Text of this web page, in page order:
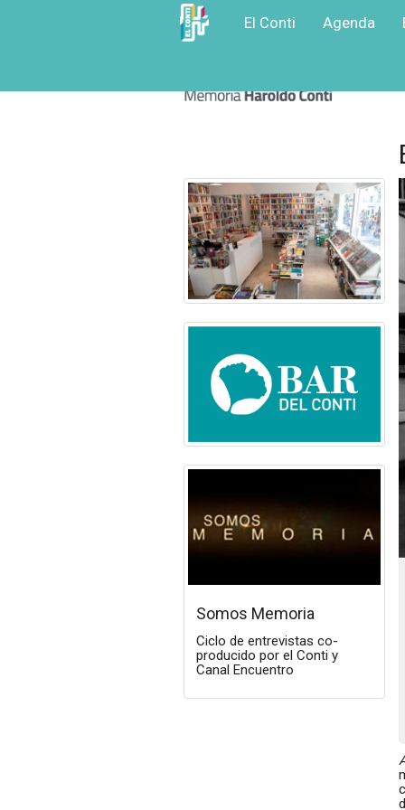
contenido
El Conti Agenda
Somos Memoria
Ciclo de entrevistas co-
producido por el Conti y
Canal Encuentro